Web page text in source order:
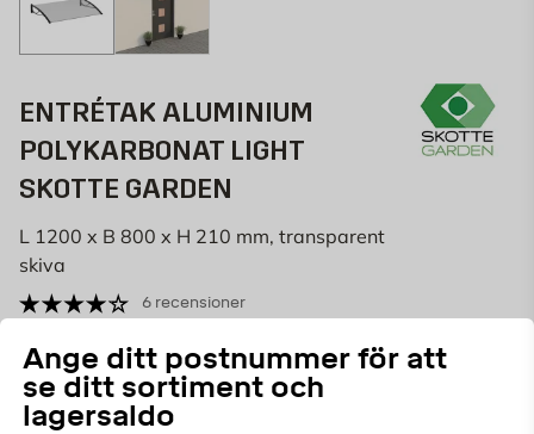
Ange ditt postnummer för att
se ditt sortiment och
lagersaldo
ENTRÉTAK ALUMINIUM
POLYKARBONAT LIGHT
SKOTTE GARDEN
L 1200 x B 800 x H 210 mm, transparent
skiva
6 recensioner
Låt detta praktiska, enkla och stilrena entrétak skydda
din ytterdörr mot nederbörd. Detta entrétak är mycket